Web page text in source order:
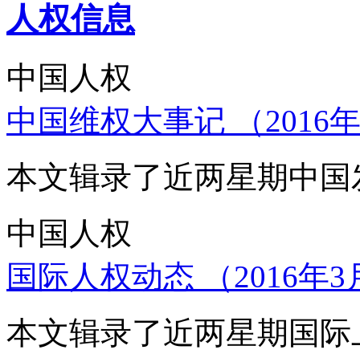
人权信息
中国人权
中国维权大事记 （2016
本文辑录了近两星期中
中国人权
国际人权动态 （2016年
本文辑录了近两星期国